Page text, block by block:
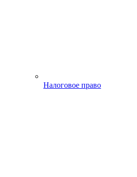
Налоговое право